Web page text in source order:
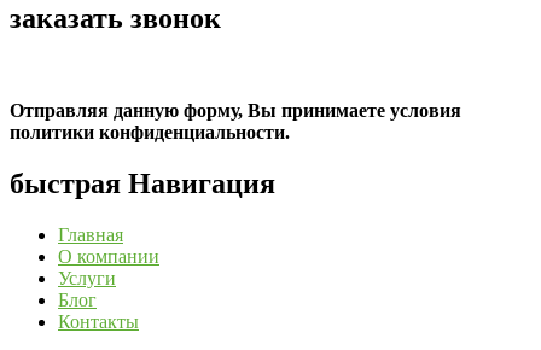
заказать звонок
Отправляя данную форму, Вы принимаете условия
политики конфиденциальности.
быстрая Навигация
Главная
О компании
Услуги
Блог
Контакты